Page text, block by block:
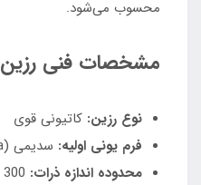
محسوب می‌شود.
مشخصات فنی رزین C100:
نوع رزین: کاتیونی قوی
فرم یونی اولیه: سدیمی (Na⁺)
محدوده اندازه ذرات: 300 تا 1200 میکرون